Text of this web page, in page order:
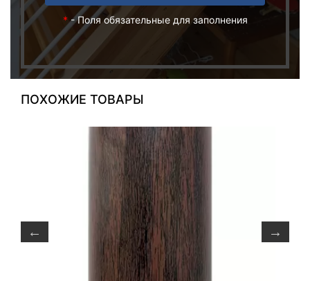
*- Поля обязательные для заполнения
ПОХОЖИЕ ТОВАРЫ